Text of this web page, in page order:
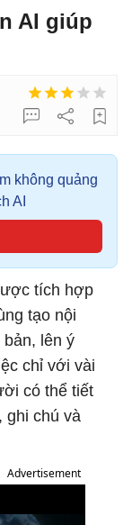
AI giúp
không quảng
AI
tích hợp
tạo nội
lên ý
chỉ với vài
có thể tiết
ghi chú và
Advertisement